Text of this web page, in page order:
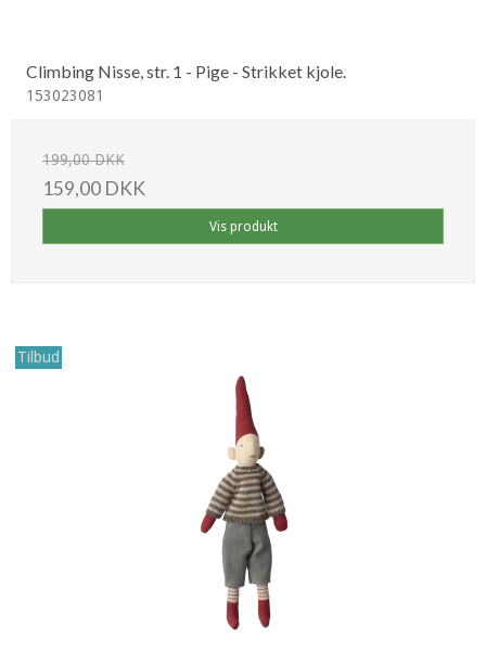
Climbing Nisse, str. 1 - Pige - Strikket kjole.
153023081
199,00 DKK
159,00 DKK
Vis produkt
Tilbud